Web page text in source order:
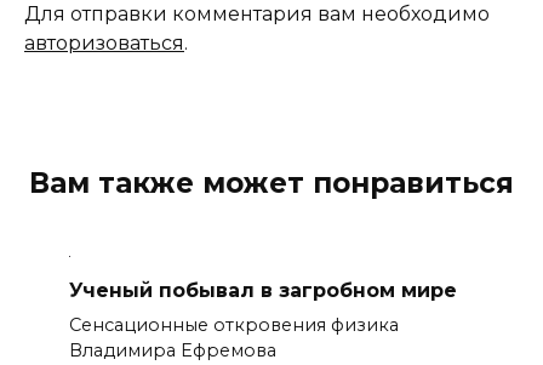
Для отправки комментария вам необходимо
авторизоваться.
Вам также может понравиться
Ученый побывал в загробном мире
Сенсационные откровения физика
Владимира Ефремова